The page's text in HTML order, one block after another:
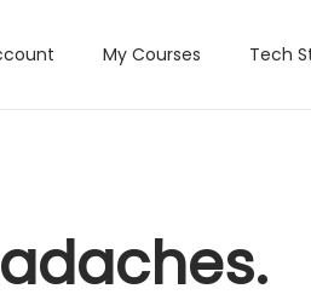
My Courses Tech